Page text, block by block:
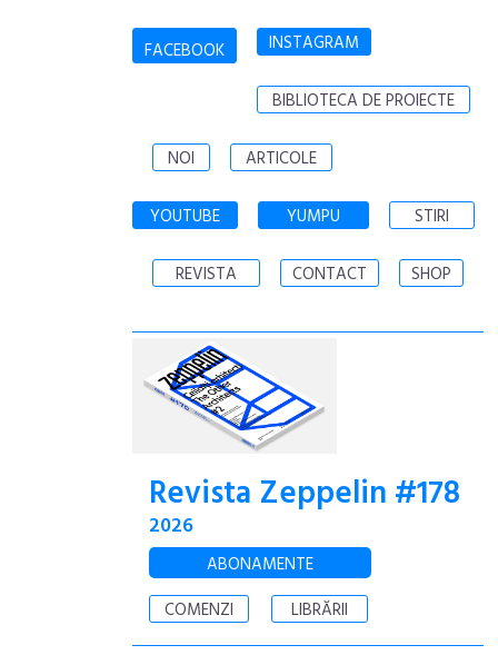
FACEBOOK INSTAGRAM
BIBLIOTECA DE PROIECTE
NOI ARTICOLE
YOUTUBE YUMPU STIRI
REVISTA CONTACT SHOP
Revista Zeppelin #178
2026
ABONAMENTE
COMENZI
LIBRĂRII